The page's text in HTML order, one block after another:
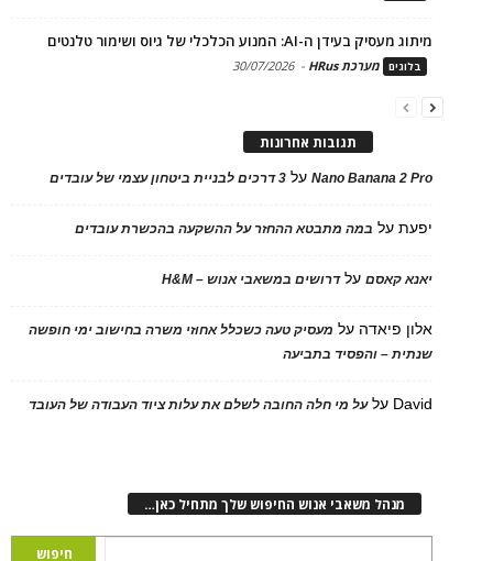
מיתוג מעסיק בעידן ה-AI: המנוע הכלכלי של גיוס ושימור טלנטים
בלוגים מערכת HRus -
30/07/2026
תגובות אחרונות
Nano Banana 2 Proעל 3 דרכים לבניית ביטחון עצמי של עובדים
יפעתעל במה מתבטא ההחזר על ההשקעה בהכשרת עובדים
יאנא קאסםעלדרושים במשאבי אנוש – H&M
אלון פיאדה על מעסיק טעה כשכלל אחוזי משרה בחישוב ימי חופשה
שנתית – והפסיד בתביעה
David עלעל מי חלה החובה לשלם את עלות ציוד העבודה של העובד
מנהל משאבי אנוש החיפוש שלך מתחיל כאן…